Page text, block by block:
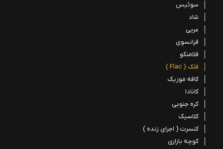
سوئیس
شاد
عربی
فرانسوی
فلامنکو
فلک ( Flac )
کافه موزیک
کانادا
کره جنوبی
کلاسیک
کنسرت ( اجرای زنده )
کوچه بازاری